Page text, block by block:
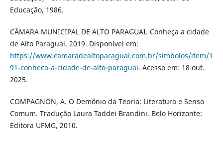
Educação, 1986.
CÂMARA MUNICIPAL DE ALTO PARAGUAI. Conheça a cidade
de Alto Paraguai. 2019. Disponível em:
https://www.camaradealtoparaguai.com.br/simbolos/item/1
91-conheca-a-cidade-de-alto-paraguai. Acesso em: 18 out.
2025.
COMPAGNON, A. O Demônio da Teoria: Literatura e Senso
Comum. Tradução Laura Taddei Brandini. Belo Horizonte:
Editora UFMG, 2010.